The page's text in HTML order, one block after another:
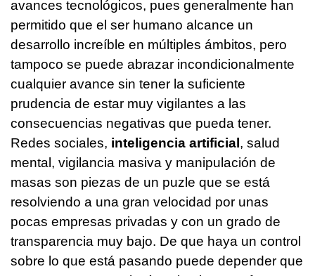
avances tecnológicos, pues generalmente han
permitido que el ser humano alcance un
desarrollo increíble en múltiples ámbitos, pero
tampoco se puede abrazar incondicionalmente
cualquier avance sin tener la suficiente
prudencia de estar muy vigilantes a las
consecuencias negativas que pueda tener.
Redes sociales, inteligencia artificial, salud
mental, vigilancia masiva y manipulación de
masas son piezas de un puzle que se está
resolviendo a una gran velocidad por unas
pocas empresas privadas y con un grado de
transparencia muy bajo. De que haya un control
sobre lo que está pasando puede depender que